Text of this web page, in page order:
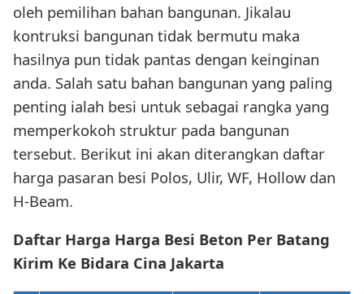
oleh pemilihan bahan bangunan. Jikalau
kontruksi bangunan tidak bermutu maka
hasilnya pun tidak pantas dengan keinginan
anda. Salah satu bahan bangunan yang paling
penting ialah besi untuk sebagai rangka yang
memperkokoh struktur pada bangunan
tersebut. Berikut ini akan diterangkan daftar
harga pasaran besi Polos, Ulir, WF, Hollow dan
H-Beam.
Daftar Harga Harga Besi Beton Per Batang
Kirim Ke Bidara Cina Jakarta